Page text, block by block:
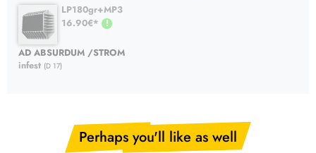
LP180gr+MP3
16.90€*
AD ABSURDUM /STROM
infest (D 17)
Perhaps you'll like as well